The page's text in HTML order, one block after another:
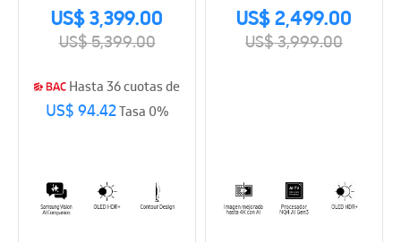
(2026)
US$ 3,399.00
US$ 5,399.00
Hasta 36 cuotas de
US$ 94.42Tasa 0%
Smart TV (2025)
US$ 2,499.00
US$ 3,999.00